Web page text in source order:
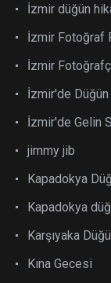
İzmir düğün
İzmir Fotoğraf
İzmir
İzmir'de Düğün
İzmir'de Gelin
jimmy jib
Kapadokya
Kapadokya
Karşıyaka
Kına Gecesi